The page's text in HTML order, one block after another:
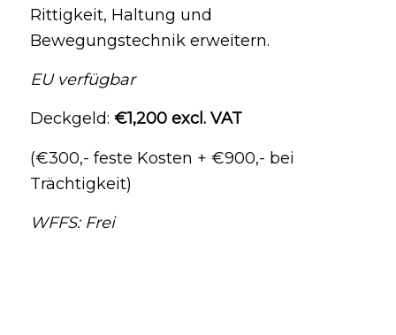
Rittigkeit, Haltung und
Bewegungstechnik erweitern.
EU verfügbar
Deckgeld: €1,200 excl. VAT
(€300,- feste Kosten + €900,- bei
Trächtigkeit)
WFFS: Frei